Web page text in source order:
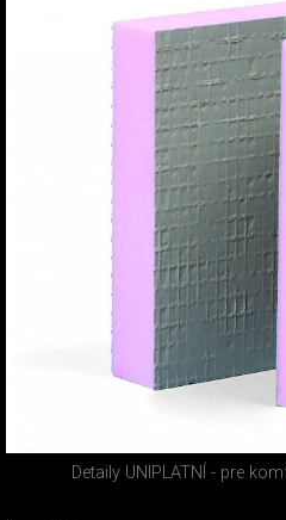
Detaily UNIPLATNÍ - pre